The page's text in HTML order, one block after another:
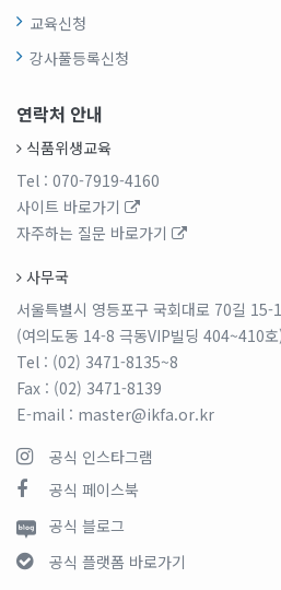
교육신청
강사풀등록신청
연락처 안내
식품위생교육
Tel : 070-7919-4160
사이트 바로가기
자주하는 질문 바로가기
사무국
서울특별시 영등포구 국회대로 70길
(여의도동 14-8 극동VIP빌딩 404~410
Tel : (02) 3471-8135~8
Fax : (02) 3471-8139
E-mail : master@ikfa.or.kr
공식 인스타그램
공식 페이스북
공식 블로그
공식 플랫폼 바로가기